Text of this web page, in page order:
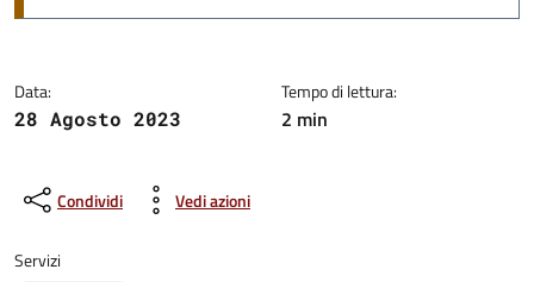
Data:
28 Agosto 2023
Tempo di lettura:
2 min
Condividi Vedi azioni
Servizi